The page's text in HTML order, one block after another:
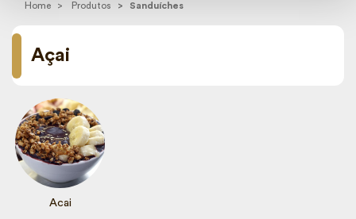
Home Produtos Sanduíches
Açai
Acai